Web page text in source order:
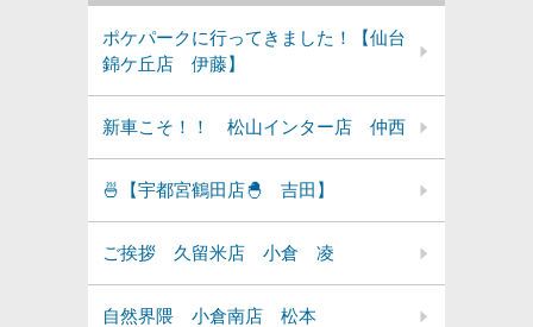
ポケパークに行ってきました！【仙台
錦ケ丘店 伊藤】
新車こそ！！ 松山インター店 仲西
🍜【宇都宮鶴田店🐣 吉田】
ご挨拶 久留米店 小倉 凌
自然界隈 小倉南店 松本